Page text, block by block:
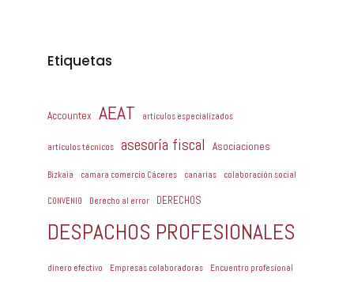
Etiquetas
Accountex AEAT articulos especializados
artículos técnicos asesoría fiscal Asociaciones
Bizkaia camara comercio Cáceres canarias colaboración social
CONVENIO Derecho al error DERECHOS
DESPACHOS PROFESIONALES
dinero efectivo Empresas colaboradoras Encuentro profesional